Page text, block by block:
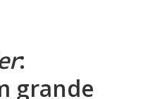
:
grande